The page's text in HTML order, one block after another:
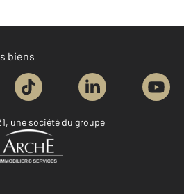
biens
une société du groupe